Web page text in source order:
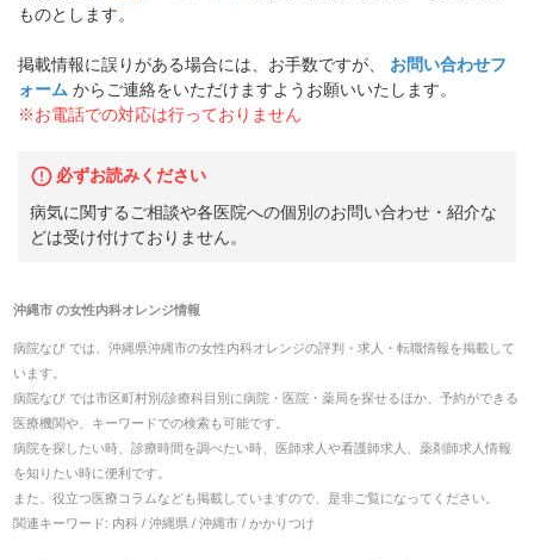
ものとします。
掲載情報に誤りがある場合には、お手数ですが、
お問い合わせフ
ォーム からご連絡をいただけますようお願いいたします。
※お電話での対応は行っておりません
必ずお読みください
病気に関するご相談や各医院への個別のお問い合わせ・紹介な
どは受け付けておりません。
沖縄市の女性内科オレンジ情報
病院なび では、 沖縄県沖縄市の女性内科オレンジの評判・求人・転職情報を掲載して
います。
病院なび では市区町村別/診療科目別に病院・医院・薬局を探せるほか、予約ができる
医療機関や、キーワードでの検索も可能です。
病院を探したい時、診療時間を調べたい時、医師求人や看護師求人、薬剤師求人情報
を知りたい時に便利です。
また、役立つ医療コラムなども掲載していますので、是非ご覧になってください。
関連キーワード: 内科 / 沖縄県 / 沖縄市 / かかりつけ